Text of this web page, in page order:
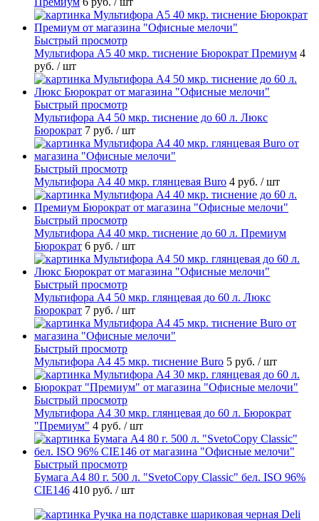
Быстрый просмотр
Мультифора А5 40 мкр. тиснение Бюрократ Премиум 4
руб. / шт
Быстрый просмотр
Мультифора А4 50 мкр. тиснение до 60 л. Люкс
Бюрократ 7 руб. / шт
Быстрый просмотр
Мультифора А4 40 мкр. глянцевая Buro 4 руб. / шт
Быстрый просмотр
Мультифора А4 40 мкр. тиснение до 60 л. Премиум
Бюрократ 6 руб. / шт
Быстрый просмотр
Мультифора А4 50 мкр. глянцевая до 60 л. Люкс
Бюрократ 7 руб. / шт
Быстрый просмотр
Мультифора А4 45 мкр. тиснение Buro 5 руб. / шт
Быстрый просмотр
Мультифора А4 30 мкр. глянцевая до 60 л. Бюрократ
"Премиум" 4 руб. / шт
Быстрый просмотр
Бумага А4 80 г. 500 л. "SvetoCopy Classic" бел. ISO 96%
CIE146 410 руб. / шт